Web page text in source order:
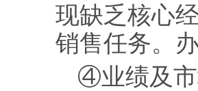
现缺乏核心
销售任务。
④业绩及市